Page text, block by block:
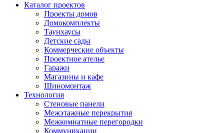
Каталог проектов
Проекты домов
Домокомплекты
Таунхаусы
Детские сады
Коммерческие объекты
Проектное ателье
Гаражи
Магазины и кафе
Шиномонтаж
Технология
Стеновые панели
Межэтажные перекрытия
Межкомнатные перегородки
Коммуникации